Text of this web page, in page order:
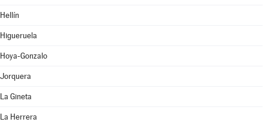
Hellín
Higueruela
Hoya-Gonzalo
Jorquera
La Gineta
La Herrera